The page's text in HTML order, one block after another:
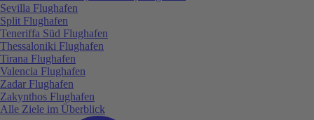
Sevilla Flughafen
Split Flughafen
Teneriffa Süd Flughafen
Thessaloniki Flughafen
Tirana Flughafen
Valencia Flughafen
Zadar Flughafen
Zakynthos Flughafen
Alle Ziele im Überblick